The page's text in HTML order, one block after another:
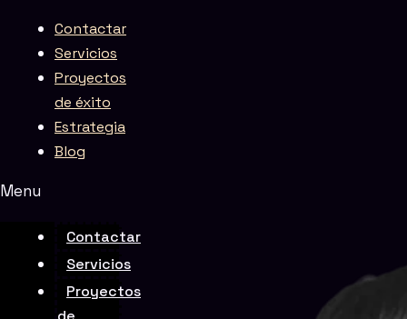
Contactar
Servicios
Proyectos
de éxito
Estrategia
Blog
Menu
Contactar
Servicios
Proyectos